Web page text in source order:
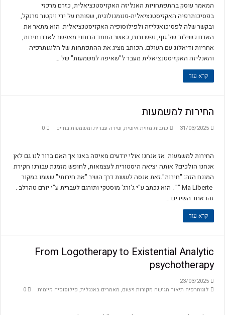
המאמר עוסק בהתפתחויות האנליזה האקזיסטנציאלית, כזרם מרכזי
בפסיכותרפיה האקזיסטנציאלית-פנומנולוגית, שפותח על ידי ויקטור פרנקל,
ובקשר שלה לפסיכואנליזה ולפילוסופיה האקזיסטנציאלית. הוא מתאר את
האדם כשילוב של גוף, נפש ורוח, כאשר הממד הרוחני מאפשר לאדם חירות,
אחריות ודיאלוג עם העולם. הכותב מציג את ההתפתחות של הלוגותרפיה
והאנליזה האקזיסטנציאלית מעבר ל"שאיפה למשמעות" של …
קרא עוד
החירות למשמעות
31/03/2025 כתבות מזוית אישית, שירה עברית ומשמעות בחיים 0
החירות למשמעות אז אנחנו אולי יודעים מאיפה באנו אך האם ברור לנו גם לאן
אנחנו הולכים? אותה יציאה היסטורית לעצמאות, לחופש מזמנת עבורנו חקירת
המונח הזה: "חירות".זאת אנסה לעשות דרך השיר "את חירותי" ששמו במקור
Ma Liberte "" . הוא נכתב ע"י ג'ורג' מוסטקי ותורגם לעברית ע"י יורם טהרלב .
זהו אחד השירים …
קרא עוד
From Logotherapy to Existential Analytic
psychotherapy
23/03/2025
לוגותרפיה תיאור הגישה מקורות וישום, מאמרים באנגלית, פילוסופיה קיומית 0